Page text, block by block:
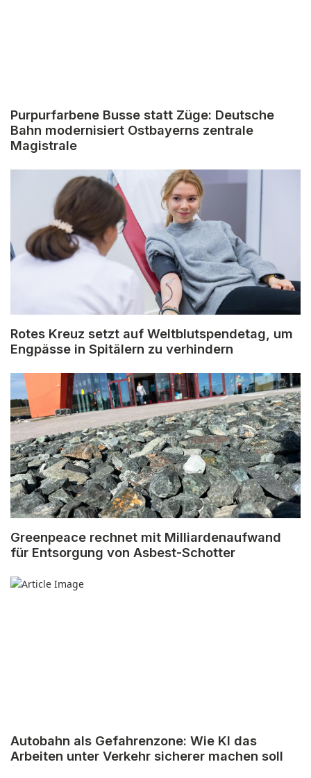
Purpurfarbene Busse statt Züge: Deutsche
Bahn modernisiert Ostbayerns zentrale
Magistrale
Rotes Kreuz setzt auf Weltblutspendetag, um
Engpässe in Spitälern zu verhindern
Greenpeace rechnet mit Milliardenaufwand
für Entsorgung von Asbest-Schotter
Autobahn als Gefahrenzone: Wie KI das
Arbeiten unter Verkehr sicherer machen soll